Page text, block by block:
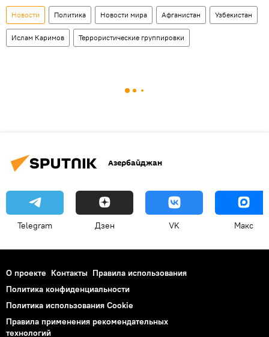
Новости Политика Новости мира Афганистан Узбекистан
Ислам Каримов Террористические группировки
Азербайджан
Telegram Дзен VK Макс
О проекте Контакты Правила использования
Политика конфиденциальности
Политика использования Cookie
Правила применения рекомендательных
технологий